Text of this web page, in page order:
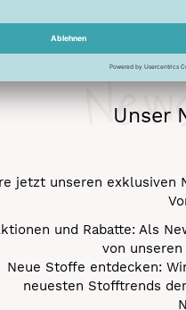
Unser
jetzt unseren exklusiven
und Rabatte: Als
von unseren
Neue Stoffe entdecken:
neuesten Stofftrends